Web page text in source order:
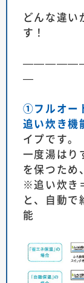
どんな違い
す！
—
①フルオー
追い炊き機
イプです。
一度湯はり
を保つため
※追い炊き
と、自動で
能